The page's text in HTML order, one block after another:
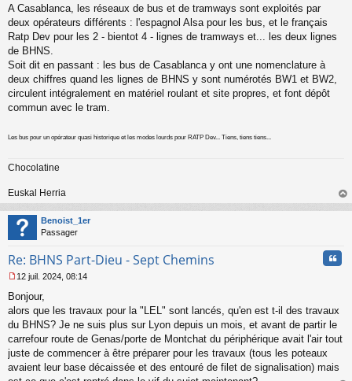
e
n
o
n
l
u
A Casablanca, les réseaux de bus et de tramways sont exploités par
deux opérateurs différents : l'espagnol Alsa pour les bus, et le français
Ratp Dev pour les 2 - bientot 4 - lignes de tramways et... les deux lignes
de BHNS.
Soit dit en passant : les bus de Casablanca y ont une nomenclature à
deux chiffres quand les lignes de BHNS y sont numérotés BW1 et BW2,
circulent intégralement en matériel roulant et site propres, et font dépôt
commun avec le tram.
Les bus pour un opérateur quasi historique et les modes lourds pour RATP Dev... Tiens, tiens tiens...
Chocolatine
Euskal Herria
au
Benoist_1er
Passager
Re: BHNS Part-Dieu - Sept Chemins
e
s
g
e
n
12 juil. 2024, 08:14
Bonjour,
alors que les travaux pour la "LEL" sont lancés, qu'en est t-il des travaux
du BHNS? Je ne suis plus sur Lyon depuis un mois, et avant de partir le
carrefour route de Genas/porte de Montchat du périphérique avait l'air tout
juste de commencer à être préparer pour les travaux (tous les poteaux
avaient leur base décaissée et des entouré de filet de signalisation) mais